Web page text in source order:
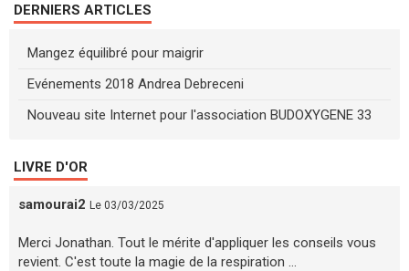
DERNIERS ARTICLES
Mangez équilibré pour maigrir
Evénements 2018 Andrea Debreceni
Nouveau site Internet pour l'association BUDOXYGENE 33
LIVRE D'OR
samourai2 Le 03/03/2025
Merci Jonathan. Tout le mérite d'appliquer les conseils vous
revient. C'est toute la magie de la respiration ...